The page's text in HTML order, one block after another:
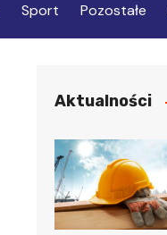
Sport Pozostałe
Aktualności